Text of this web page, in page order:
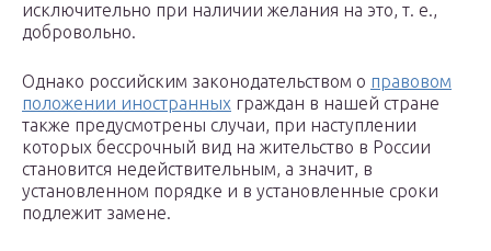
исключительно при наличии желания на это, т. е.,
добровольно.
Однако российским законодательством о правовом
положении иностранных граждан в нашей стране
также предусмотрены случаи, при наступлении
которых бессрочный вид на жительство в России
становится недействительным, а значит, в
установленном порядке и в установленные сроки
подлежит замене.